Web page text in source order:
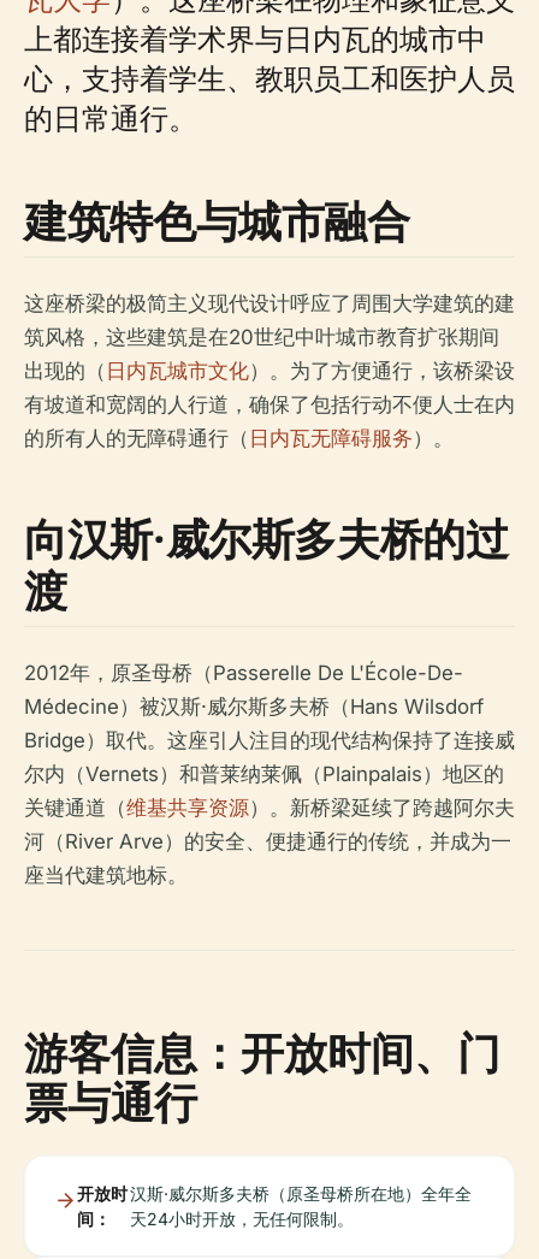
上都连接着学术界与日内瓦的城市中
心，支持着学生、教职员工和医护人员
的日常通行。
建筑特色与城市融合
这座桥梁的极简主义现代设计呼应了周围大学建筑的建
筑风格，这些建筑是在20世纪中叶城市教育扩张期间
出现的（ 日内瓦城市文化）。为了方便通行，该桥梁设
有坡道和宽阔的人行道，确保了包括行动不便人士在内
的所有人的无障碍通行（ 日内瓦无障碍服务）。
向汉斯·威尔斯多夫桥的过
渡
2012年，原圣母桥（Passerelle De L'École-De-
Médecine）被汉斯·威尔斯多夫桥（Hans Wilsdorf
Bridge）取代。这座引人注目的现代结构保持了连接威
尔内（Vernets）和普莱纳莱佩（Plainpalais）地区的
关键通道（维基共享资源）。新桥梁延续了跨越阿尔夫
河（River Arve）的安全、便捷通行的传统，并成为一
座当代建筑地标。
游客信息：开放时间、门
票与通行
开放时
间：
汉斯·威尔斯多夫桥（原圣母桥所在地）全年全
天24小时开放，无任何限制。